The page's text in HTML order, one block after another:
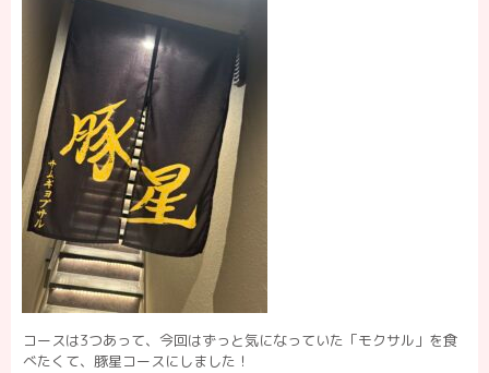
コースは3つあって、今回はずっと気になっていた「モクサル」を食
べたくて、 豚星コースにしました！